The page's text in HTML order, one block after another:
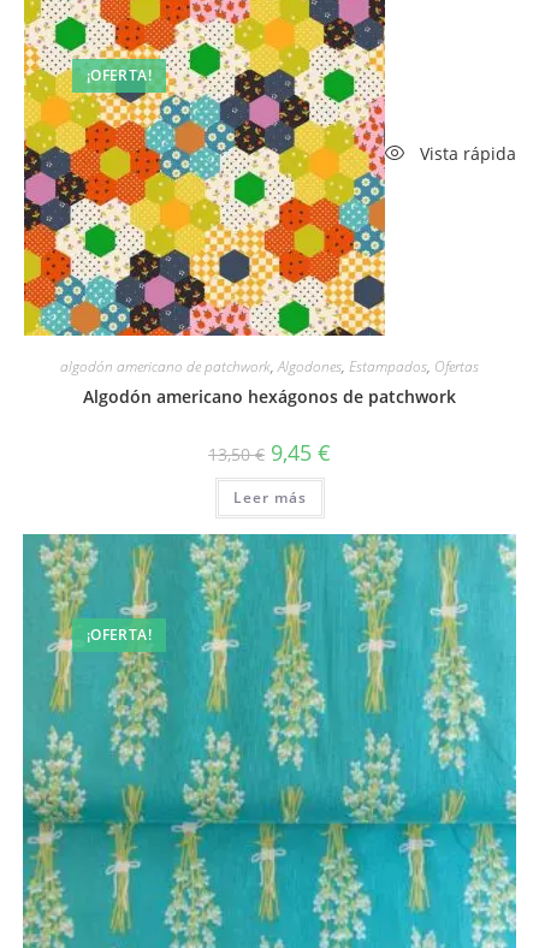
¡OFERTA!
Vista rápida
algodón americano de patchwork,Algodones, Estampados, Ofertas
Algodón americano hexágonos de patchwork
13,50€ El
precio
original
era:
13,50 €.
9,45 €
Leer más
¡OFERTA!